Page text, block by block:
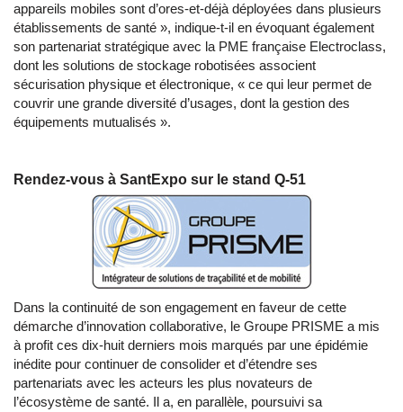
appareils mobiles sont d’ores-et-déjà déployées dans plusieurs
établissements de santé », indique-t-il en évoquant également
son partenariat stratégique avec la PME française Electroclass,
dont les solutions de stockage robotisées associent
sécurisation physique et électronique, « ce qui leur permet de
couvrir une grande diversité d’usages, dont la gestion des
équipements mutualisés ».
Rendez-vous à SantExpo sur le stand Q-51
Dans la continuité de son engagement en faveur de cette
démarche d’innovation collaborative, le Groupe PRISME a mis
à profit ces dix-huit derniers mois marqués par une épidémie
inédite pour continuer de consolider et d’étendre ses
partenariats avec les acteurs les plus novateurs de
l’écosystème de santé. Il a, en parallèle, poursuivi sa